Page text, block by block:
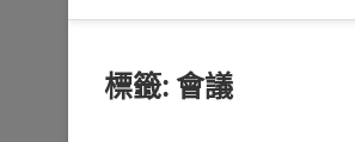
標籤:會議